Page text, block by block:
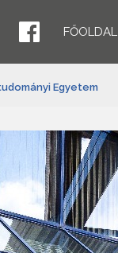
FŐOLDAL
Egyetem